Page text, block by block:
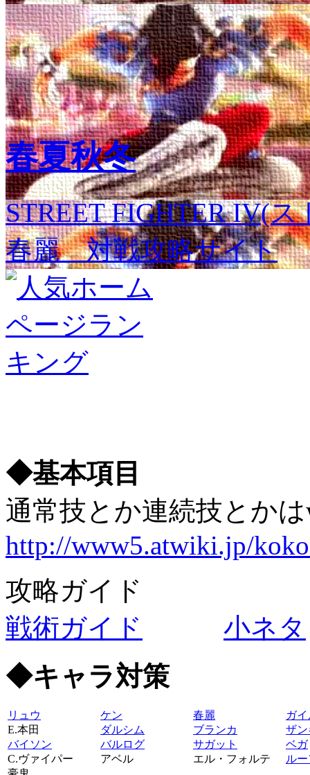
春夏秋冬
STREET FIGHTER IV(
春麗 対戦攻略サイト
◆基本項目
通常技とか連続技とか
http://www5.atwiki.jp/
攻略ガイド
戦術ガイド
小ネタ
◆キャラ対策
リュウ
E.本田
バイソン
C.ヴァイパー
ケン
ダルシム
バルログ
アベル
春麗
ブランカ
サガット
エル・フォルテ
ガ
ザ
ベガ
ル